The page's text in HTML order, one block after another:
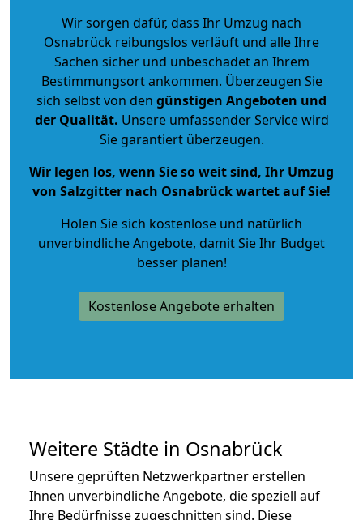
Wir sorgen dafür, dass Ihr Umzug nach
Osnabrück reibungslos verläuft und alle Ihre
Sachen sicher und unbeschadet an Ihrem
Bestimmungsort ankommen. Überzeugen Sie
sich selbst von den günstigen Angeboten und
der Qualität. Unsere umfassender Service wird
Sie garantiert überzeugen.
Wir legen los, wenn Sie so weit sind, Ihr Umzug
von Salzgitter nach Osnabrück wartet auf Sie!
Holen Sie sich kostenlose und natürlich
unverbindliche Angebote, damit Sie Ihr Budget
besser planen!
Kostenlose Angebote erhalten
Weitere Städte in Osnabrück
Unsere geprüften Netzwerkpartner erstellen
Ihnen unverbindliche Angebote, die speziell auf
Ihre Bedürfnisse zugeschnitten sind. Diese